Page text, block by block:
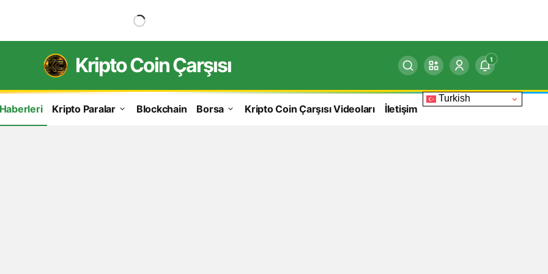
Kripto Coin Çarşısı 1
Kripto Paralar Blockchain Borsa Kripto Coin Çarşısı Videoları İletişim
Turkish